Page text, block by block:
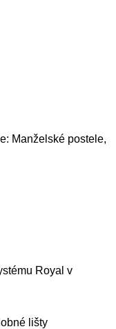
Manželské postele,
Royal v
lišty